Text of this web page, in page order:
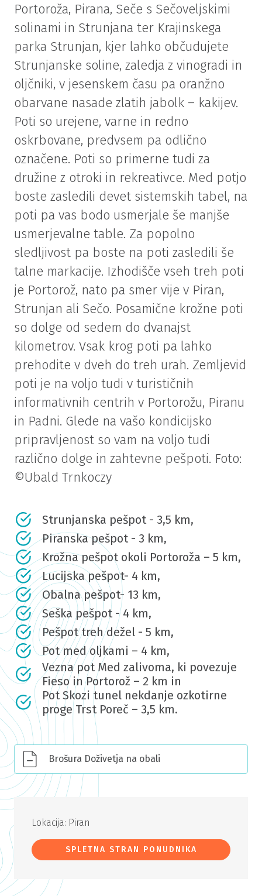
Portoroža, Pirana, Seče s Sečoveljskimi
solinami in Strunjana ter Krajinskega
parka Strunjan, kjer lahko občudujete
Strunjanske soline, zaledja z vinogradi in
oljčniki, v jesenskem času pa oranžno
obarvane nasade zlatih jabolk – kakijev.
Poti so urejene, varne in redno
oskrbovane, predvsem pa odlično
označene. Poti so primerne tudi za
družine z otroki in rekreativce. Med potjo
boste zasledili devet sistemskih tabel, na
poti pa vas bodo usmerjale še manjše
usmerjevalne table. Za popolno
sledljivost pa boste na poti zasledili še
talne markacije. Izhodišče vseh treh poti
je Portorož, nato pa smer vije v Piran,
Strunjan ali Sečo. Posamične krožne poti
so dolge od sedem do dvanajst
kilometrov. Vsak krog poti pa lahko
prehodite v dveh do treh urah. Zemljevid
poti je na voljo tudi v turističnih
informativnih centrih v Portorožu, Piranu
in Padni. Glede na vašo kondicijsko
pripravljenost so vam na voljo tudi
različno dolge in zahtevne pešpoti. Foto:
©Ubald Trnkoczy
Strunjanska pešpot - 3,5 km,
Piranska pešpot - 3 km,
Krožna pešpot okoli Portoroža – 5 km,
Lucijska pešpot- 4 km,
Obalna pešpot- 13 km,
Seška pešpot - 4 km,
Pešpot treh dežel - 5 km,
Pot med oljkami – 4 km,
Vezna pot Med zalivoma, ki povezuje
Fieso in Portorož – 2 km in
Pot Skozi tunel nekdanje ozkotirne
proge Trst Poreč – 3,5 km.
Brošura Doživetja na obali
Lokacija: Piran
SPLETNA STRAN PONUDNIKA